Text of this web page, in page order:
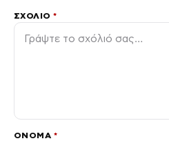
ΣΧΌΛΙΟ*
ΌΝΟΜΑ *